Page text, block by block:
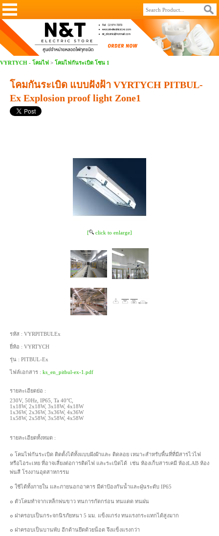
VYRTYCH - โคมไฟ > โคมไฟกันระเบิด โซน 1
โคมกันระเบิด แบบฝังฝ้า VYRTYCH PITBUL-
Ex Explosion proof light Zone1
[ click to enlarge]
รหัส : VYRPITBULEx
ยี่ห้อ : VYRTYCH
รุ่น : PITBUL-Ex
ไฟล์เอกสาร : ks_en_pitbul-ex-1.pdf
รายละเอียดย่อ :
230V, 50Hz, IP65, Ta 40°C,
1x18W, 2x18W, 3x18W, 4x18W
1x36W, 2x36W, 3x36W, 4x36W
1x58W, 2x58W, 3x58W, 4x58W
รายละเอียดทั้งหมด :
๐ โคมไฟกันระเบิด ติดตั้งได้ทั้งแบบฝังฝ้าและ ติดลอย เหมาะสำหรับพื้นที่ที่มีสารไวไฟ
หรือไอระเหย ที่อาจเสี่ยงต่อการติดไฟ และระเบิดได้ เช่น ห้องเก็บสารเคมี ห้องLAB ห้อง
พ่นสี โรงงานอุตสาหกรรม
๐ ใช้ได้ทั้งภายใน และภายนอกอาคาร มีค่าป้องกันน้ำและฝุ่นระดับ IP65
๐ ตัวโคมทำจากเหล็กพ่นขาว ทนการกัดกร่อน ทนแดด ทนฝน
๐ ฝาครอบเป็นกระจกนิรภัยหนา 5 มม. แข็งแกร่ง ทนแรงกระแทกได้สูงมาก
๐ ฝาครอบเป็นบานพับ อีกด้านยึดด้วยน็อต จึงแข็งแรงกว่า